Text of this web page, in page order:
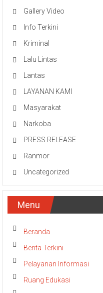
Gallery Video
Info Terkini
Kriminal
Lalu Lintas
Lantas
LAYANAN KAMI
Masyarakat
Narkoba
PRESS RELEASE
Ranmor
Uncategorized
Menu
Beranda
Berita Terkini
Pelayanan Informasi
Ruang Edukasi